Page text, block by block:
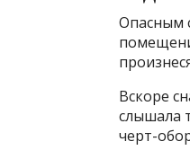
Опасным
Вскоре
слышала
черт-